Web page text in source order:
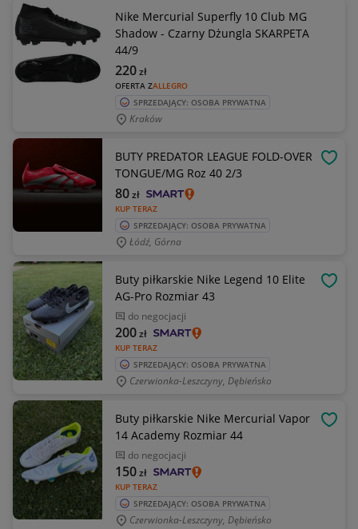
Nike Mercurial Superfly 10 Club MG
Shadow - Czarny Dżungla SKARPETA
44/9
OFERTA ZALLEGRO
220zł
SPRZEDAJĄCY: OSOBA PRYWATNA
Kraków
BUTY PREDATOR LEAGUE FOLD-OVER
TONGUE/MG Roz 40 2/3
KUP TERAZ
80zł
SPRZEDAJĄCY: OSOBA PRYWATNA
Łódź, Górna
Buty piłkarskie Nike Legend 10 Elite
AG-Pro Rozmiar 43
do negocjacji
KUP TERAZ
200zł
SPRZEDAJĄCY: OSOBA PRYWATNA
Czerwionka-Leszczyny, Dębieńsko
Buty piłkarskie Nike Mercurial Vapor
14 Academy Rozmiar 44
do negocjacji
KUP TERAZ
150zł
SPRZEDAJĄCY: OSOBA PRYWATNA
Czerwionka-Leszczyny, Dębieńsko